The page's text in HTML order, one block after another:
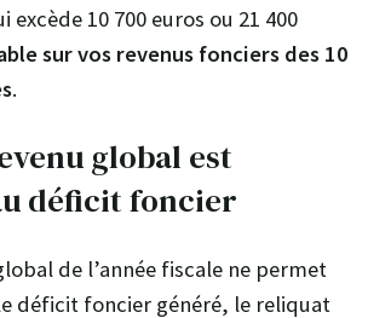
excède 10 700 euros ou 21 400
sur vos revenus fonciers des 10
.
global est
déficit foncier
de l’année fiscale ne permet
déficit foncier généré, le reliquat